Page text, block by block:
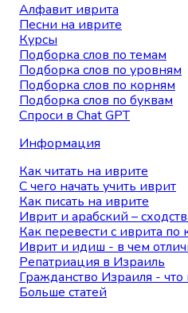
Алфавит иврита
Песни на иврите
Курсы
Подборка слов по темам
Подборка слов по уровням
Подборка слов по корням
Подборка слов по буквам
Спроси в Chat GPT
Информация
Как читать на иврите
С чего начать учить иврит
Как писать на иврите
Иврит и арабский –
Как перевести с иврита по
Иврит и идиш - в чем
Репатриация в Израиль
Гражданство Израиля -
Больше статей